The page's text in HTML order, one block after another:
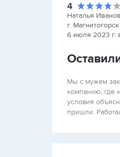
4
Наталья
г.
6 июля 2023 г.
Мы с мужем
компанию, где
условия
пришли.